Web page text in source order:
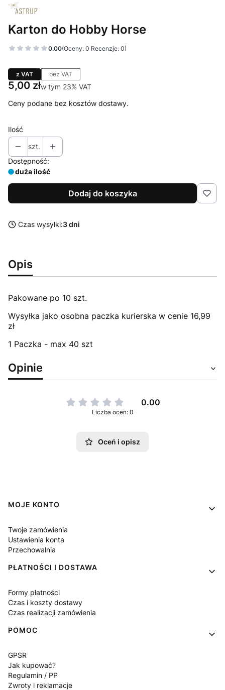
Karton do Hobby Horse
0.00(Oceny: 0 Recenzje: 0)
z VAT bez VAT
Cena
5,00 złw tym 23% VAT
w tym 23% VAT
Ceny podane bez kosztów dostawy.
Ilość
szt.
Dostępność:
duża ilość
Dodaj do koszyka
Czas wysyłki:3 dni
Opis
Pakowane po 10 szt.
Wysyłka jako osobna paczka kurierska w cenie 16,99
zł
1 Paczka - max 40 szt
Opinie
0.00
Liczba ocen: 0
Oceń i opisz
Linki w stopce
MOJE KONTO
Twoje zamówienia
Ustawienia konta
Przechowalnia
PŁATNOŚCI I DOSTAWA
Formy płatności
Czas i koszty dostawy
Czas realizacji zamówienia
POMOC
GPSR
Jak kupować?
Regulamin / PP
Zwroty i reklamacje